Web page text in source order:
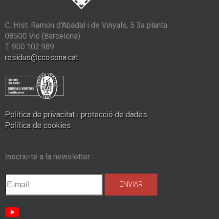
C. Hist. Ramon d'Abadal i de Vinyals, 5 3a planta
08500 Vic (Barcelona)
T. 900.102.989
residus@ccosona.cat
Política de privacitat i protecció de dades
Política de cookies
Inscriu-te a la newsletter